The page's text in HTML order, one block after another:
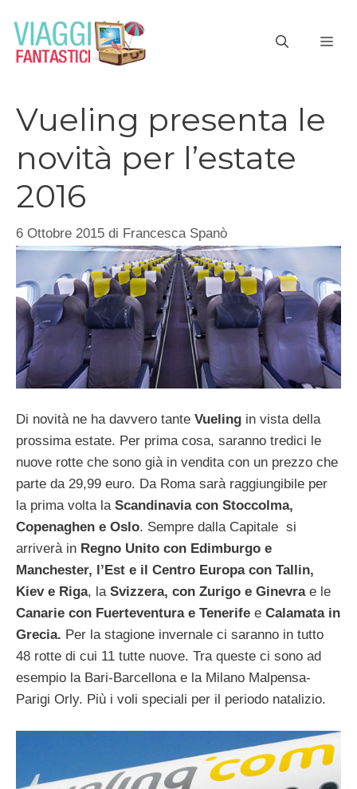
contenuto
Vueling presenta le
novità per l’estate
2016
6 Ottobre 2015 di Francesca Spanò
Di novità ne ha davvero tante Vueling in vista della
prossima estate. Per prima cosa, saranno tredici le
nuove rotte che sono già in vendita con un prezzo che
parte da 29,99 euro. Da Roma sarà raggiungibile per
la prima volta la Scandinavia con Stoccolma,
Copenaghen e Oslo. Sempre dalla Capitale si
arriverà in Regno Unito con Edimburgo e
Manchester, l’Est e il Centro Europa con Tallin,
Kiev e Riga, la Svizzera, con Zurigo e Ginevrae le
Canarie con Fuerteventura e Tenerife e Calamata in
Grecia. Per la stagione invernale ci saranno in tutto
48 rotte di cui 11 tutte nuove. Tra queste ci sono ad
esempio la Bari-Barcellona e la Milano Malpensa-
Parigi Orly. Più i voli speciali per il periodo natalizio.